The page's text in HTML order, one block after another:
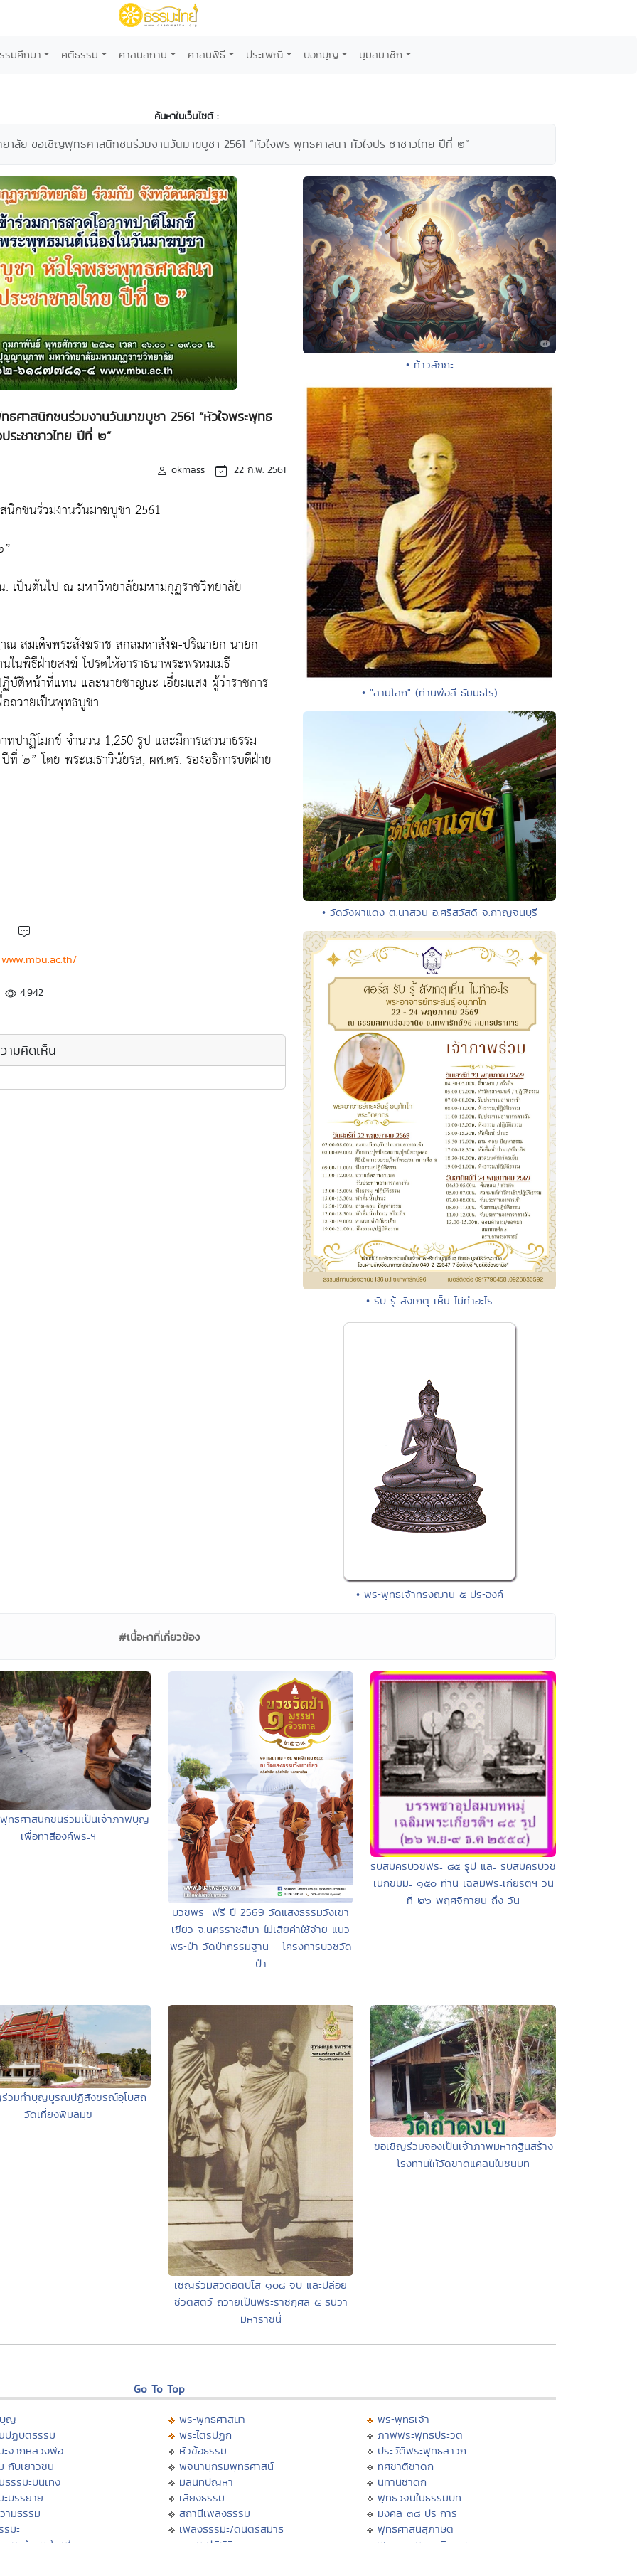
รมศึกษา คติธรรม ศาสนสถาน ศาสนพิธี ประเพณี บอกบุญ มุมสมาชิก
ค้นหาในเว็บไซต์ :
าลัย ขอเชิญพุทธศาสนิกชนร่วมงานวันมาฆบูชา 2561 “หัวใจพระพุทธศาสนา หัวใจประชาชาวไทย ปีที่ ๒”
ศาสนิกชนร่วมงานวันมาฆบูชา 2561 “หัวใจพระพุทธ
ระชาชาวไทย ปีที่ ๒”
okmass 22 ก.พ. 2561
กชนร่วมงานวันมาฆบูชา 2561
เป็นต้นไป ณ มหาวิทยาลัยมหามกุฏราชวิทยาลัย
ณ สมเด็จพระสังฆราช สกลมหาสังฆ-ปริณายก นายก
นพิธีฝ่ายสงฆ์ โปรดให้อาราธนาพระพรหมเมธี
ติหน้าที่แทน และนายชาญนะ เอี่ยมแสง ผู้ว่าราชการ
ถวายเป็นพุทธบูชา
ปาฏิโมกข์ จำนวน 1,250 รูป และมีการเสวนาธรรม
ที่ ๒” โดย พระเมธาวินัยรส, ผศ.ดร. รองอธิการบดีฝ่าย
www.mbu.ac.th/
4,942
ามคิดเห็น
• ท้าวสักกะ
• "สามโลก" (ท่านพ่อลี ธัมมธโร)
• วัดวังผาแดง ต.นาสวน อ.ศรีสวัสดิ์ จ.กาญจนบุรี
• รับ รู้ สังเกตุ เห็น ไม่ทำอะไร
• พระพุทธเจ้าทรงฌาน ๕ ประองค์
#เนื้อหาที่เกี่ยวข้อง
ทธศาสนิกชนร่วมเป็นเจ้าภาพบุญ
เพื่อทาสีองค์พระฯ
บวชพระ ฟรี ปี 2569 วัดแสงธรรมวังเขา
เขียว จ.นครราชสีมา ไม่เสียค่าใช้จ่าย แนว
พระป่า วัดป่ากรรมฐาน - โครงการบวชวัด
ป่า
รับสมัครบวชพระ ๘๕ รูป และ รับสมัครบวช
เนกขัมมะ ๑๕๐ ท่าน เฉลิมพระเกียรติฯ วัน
ที่ ๒๖ พฤศจิกายน ถึง วัน
วมทำบุญบูรณปฏิสังขรณ์อุโบสถ
วัดเที่ยงพิมลมุข
เชิญร่วมสวดอิติปิโส ๑๐๘ จบ และปล่อย
ชีวิตสัตว์ ถวายเป็นพระราชกุศล ๕ ธันวา
มหาราชนี้
ขอเชิญร่วมจองเป็นเจ้าภาพมหากฐินสร้าง
โรงทานให้วัดขาดแคลนในชนบท
Go To Top
ญ
ปฏิบัติธรรม
ะจากหลวงพ่อ
ะกับเยาวชน
ธรรมะบันเทิง
ะบรรยาย
ามธรรมะ
รมะ
รม คำคม โดนใจ
พระพุทธศาสนา
พระไตรปิฏก
หัวข้อธรรม
พจนานุกรมพุทธศาสน์
มิลินทปัญหา
เสียงธรรม
สถานีเพลงธรรมะ
เพลงธรรมะ/ดนตรีสมาธิ
ธรรมะปฏิบัติ
พระพุทธเจ้า
ภาพพระพุทธประวัติ
ประวัติพระพุทธสาวก
ทศชาติชาดก
นิทานชาดก
พุทธวจนในธรรมบท
มงคล ๓๘ ประการ
พุทธศาสนสุภาษิต
พุทธศาสนสุภาษิต ๖๒๑